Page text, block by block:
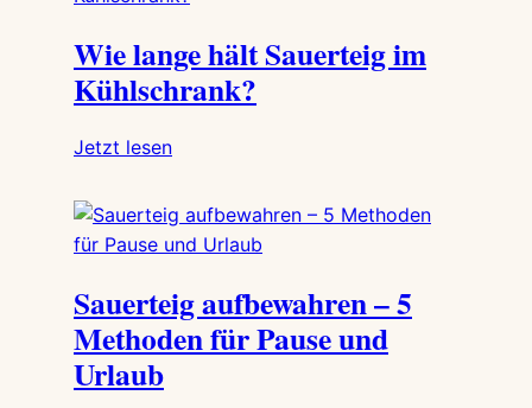
welches
Mehl,
welches
Wie lange hält Sauerteig im
Kühlschrank?
Jetzt lesen:
lange
hält
im
Kühlschrank?
Sauerteig aufbewahren – 5
Methoden für Pause und
Urlaub